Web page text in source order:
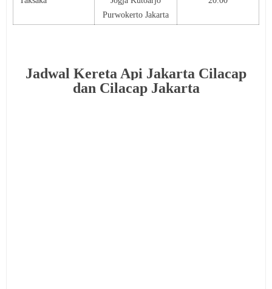
Purwokerto Jakarta
Jadwal Kereta Api Jakarta Cilacap
dan Cilacap Jakarta